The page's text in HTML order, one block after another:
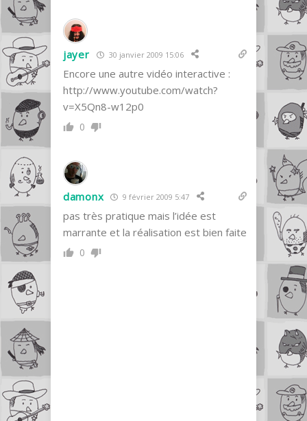
jayer 30 janvier 2009 15:06
Encore une autre vidéo interactive :
http://www.youtube.com/watch?
v=X5Qn8-w12p0
0
damonx 9 février 2009 5:47
pas très pratique mais l’idée est
marrante et la réalisation est bien faite
0